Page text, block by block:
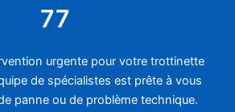
77
urgente pour votre trottinette
de spécialistes est prête à vous
panne ou de problème technique.